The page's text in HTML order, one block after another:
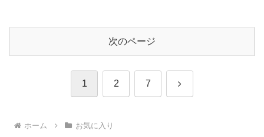
次のページ
1 2 7
ホーム お気に入り